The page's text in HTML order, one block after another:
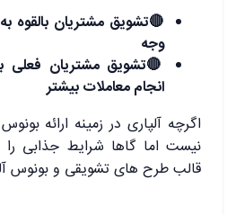
🔴تشویق مشتریان بالقوه
وجه
🔴تشویق مشتریان
انجام معاملات بیشتر
اگرچه آلپاری در زمینه ارائه
نیست اما گاها شرایط جذابی
قالب طرح های تشویقی و بونوس